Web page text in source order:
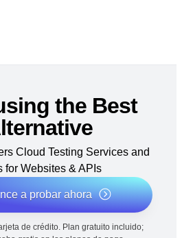
the Best
Cloud Testing Services and
for Websites & APIs
a probar ahora
de crédito. Plan gratuito incluido;